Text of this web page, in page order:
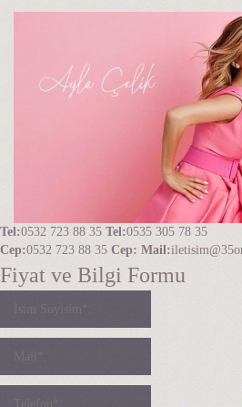
Tel:0532 723 88 35 Tel:0535 305 78 35
Cep:0532 723 88 35 Cep: Mail:
Fiyat ve Bilgi Formu